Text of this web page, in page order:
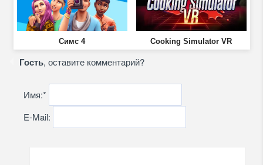
Симс 4 Cooking Simulator VR
Гость, оставите комментарий?
Имя:*
E-Mail: